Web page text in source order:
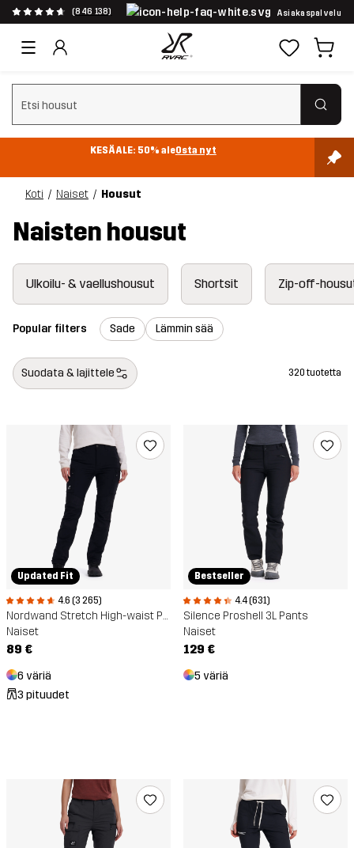
(846 138) Asiakaspalvelu
Tyhjennä haku
KESÄALE: 50% aleOsta nyt
Koti Naiset Housut
Naisten housut
Ulkoilu- & vaellushousut Shortsit Zip-off-
Popular filters Sade Lämmin sää
Suodata & lajittele 320 tuotetta
Updated Fit
4.6 (3 265)
Nordwand Stretch High-waist Pants
Naiset
89 €
6 väriä
3 pituudet
Bestseller
4.4 (631)
Silence Proshell 3L Pants
Naiset
129 €
5 väriä